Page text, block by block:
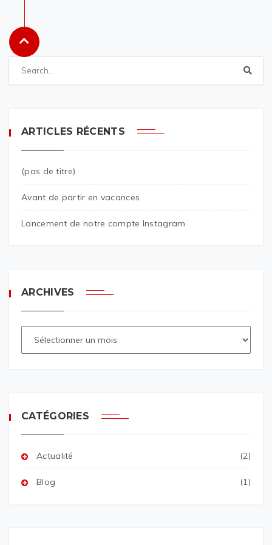
ARTICLES RÉCENTS
(pas de titre)
Avant de partir en vacances
Lancement de notre compte Instagram
ARCHIVES
CATÉGORIES
Actualité (2)
Blog (1)